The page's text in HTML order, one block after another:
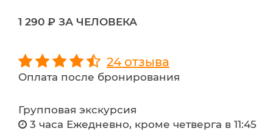
1 290 ₽ ЗА ЧЕЛОВЕКА
24 отзыва
Оплата после бронирования
Групповая экскурсия
3 часа Ежедневно, кроме четверга в 11:45